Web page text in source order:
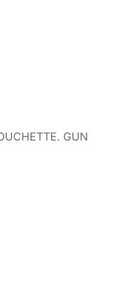
GUN